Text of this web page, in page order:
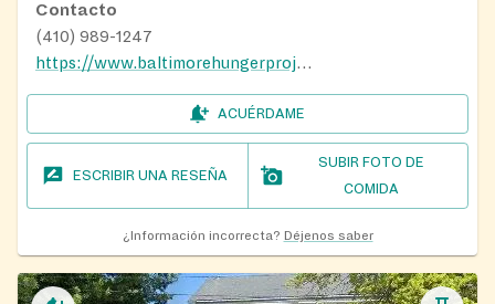
Contacto
(410) 989-1247
https://www.baltimorehungerproject.org/whats-in-a-bag/
ACUÉRDAME
ESCRIBIR UNA RESEÑA
SUBIR FOTO DE
COMIDA
¿Información incorrecta? Déjenos saber